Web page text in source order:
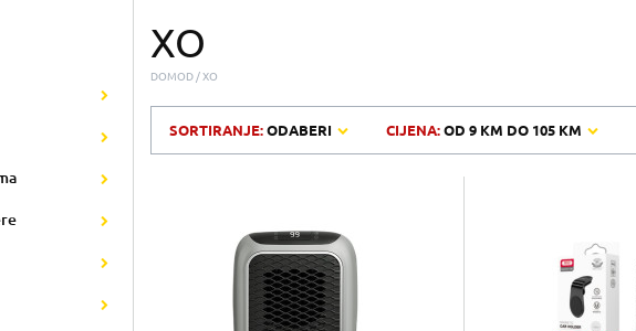
XO
DOMOD XO
SORTIRANJE:ODABERI CIJENA:OD 9 KM DO 105 KM